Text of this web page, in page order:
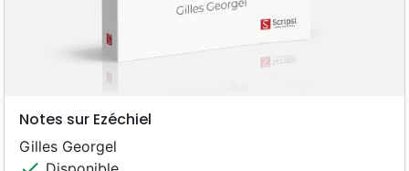
Notes sur Ezéchiel
Gilles Georgel